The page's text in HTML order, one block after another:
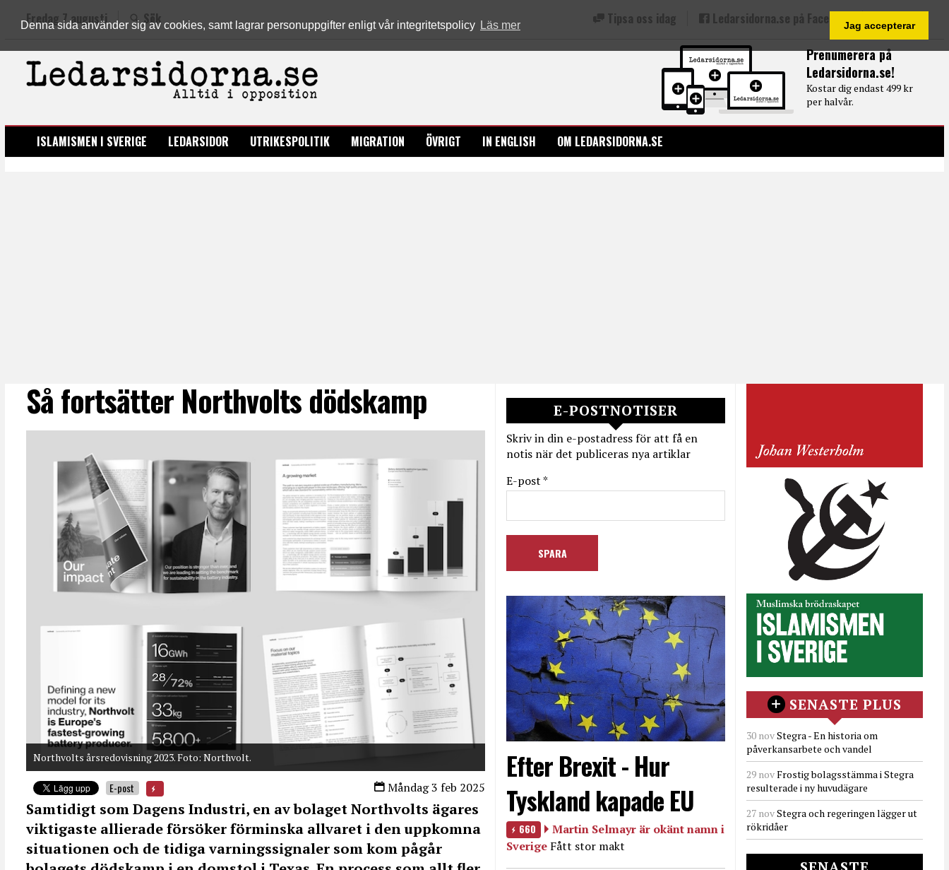
Denna sida använder sig av cookies, samt lagrar personuppgifter enligt vår integritetspolicy Läs mer Jag accepterar
Prenumerera på
Ledarsidorna.se!
Kostar dig endast 499 kr
per halvår.
Fredag 7 augusti Sök Tipsa oss idag Ledarsidorna.se på Facebook
LEDARSIDORNA.SE
ISLAMISMEN I SVERIGE LEDARSIDOR UTRIKESPOLITIK MIGRATION ÖVRIGT IN ENGLISH OM LEDARSIDORNA.SE
Så fortsätter Northvolts dödskamp
Northvolts årsredovisning 2023. Foto: Northvolt.
Måndag 3 feb 2025
E-post
Samtidigt som Dagens Industri, en av bolaget Northvolts ägares
viktigaste allierade försöker förminska allvaret i den uppkomna
situationen och de tidiga varningssignaler som kom pågår
E-POSTNOTISER
Skriv in din e-postadress för att få en
notis när det publiceras nya artiklar
E-post *
Efter Brexit - Hur
Tyskland kapade EU
660
Martin Selmayr är okänt namn i
Sverige Fått stor makt
SENASTE PLUS
30 novStegra - En historia om
påverkansarbete och vandel
29 novFrostig bolagsstämma i Stegra
resulterade i ny huvudägare
27 novStegra och regeringen lägger ut
rökridåer